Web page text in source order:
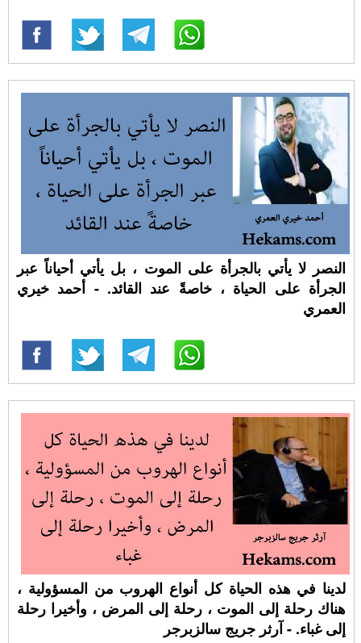
النصر لا يأتي بالجرأة على الموت ، بل يأتي أحياناً عبر
الجرأة على الحياة ، خاصةً عند القائد. - أحمد خيري
العمري
لدينا في هذه الحياة كل أنواع الهروب من المسؤولية ،
هناك رحلة إلى الموت ، رحلة إلى المرض ، وأخيرا رحلة
إلى غباء. - آرثر جريج سالزبرجر